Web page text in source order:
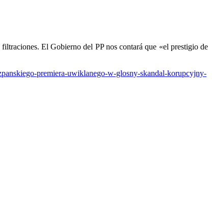
El Gobierno del PP nos contará que «el prestigio de
premiera-uwiklanego-w-glosny-skandal-korupcyjny-